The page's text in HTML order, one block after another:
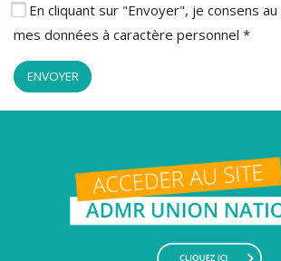
En cliquant sur "Envoyer", je consens
mes données à caractère personnel *